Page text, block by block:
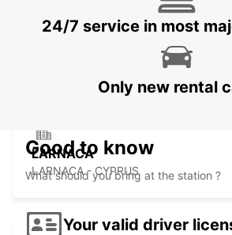
NICOSIA
LARNACA
LARNACA - CYPRUS
24/7 service in most
Only new rental
Good to know
What should you bring at the station ?
Your valid driver